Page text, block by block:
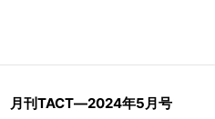
月刊TACT―2024年5月号